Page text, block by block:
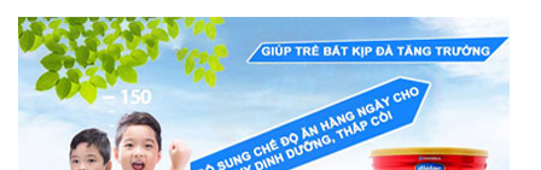
KẾT NỐI VỚI CHÚNG TÔI